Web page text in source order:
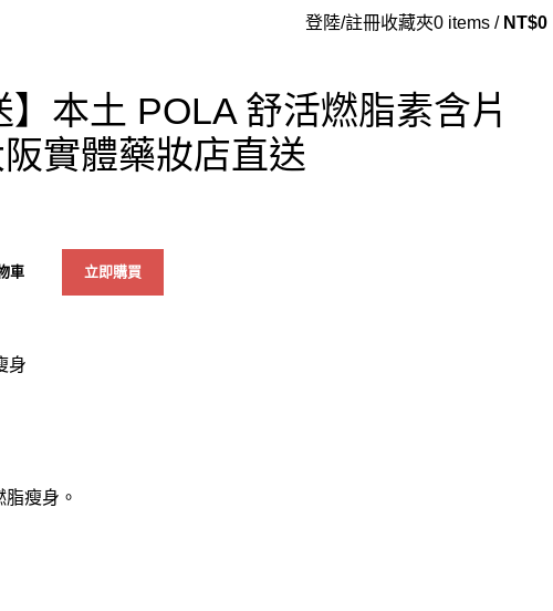
登陸/註冊收藏夾0 items / NT$0
】本土 POLA 舒活燃脂素含片
實體藥妝店直送
車 立即購買
身
瘦身。